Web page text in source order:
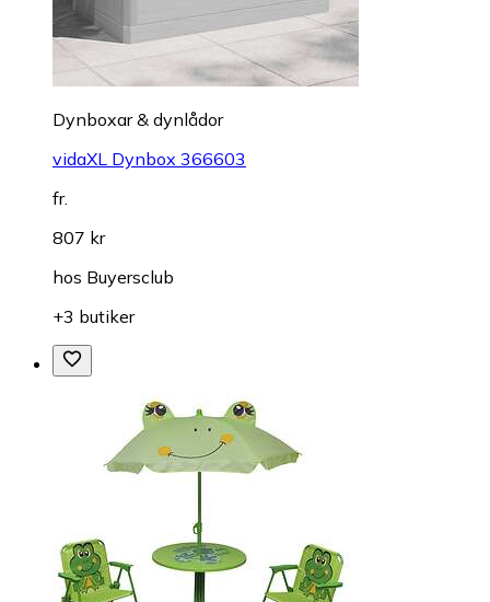
Dynboxar & dynlådor
vidaXL Dynbox 366603
fr.
807 kr
hos Buyersclub
+3 butiker